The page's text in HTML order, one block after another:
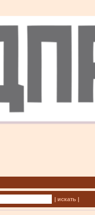
| искать |